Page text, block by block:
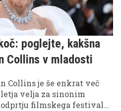
poglejte, kakšna
Collins v mladosti
Collins je še enkrat več
velja za sinonim
odprtju filmskega festivala